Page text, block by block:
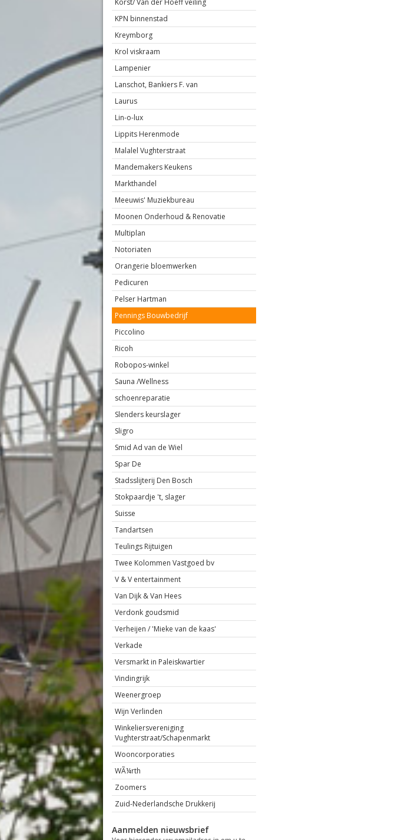
Korst/ Van der Hoeff veiling
KPN binnenstad
Kreymborg
Krol viskraam
Lampenier
Lanschot, Bankiers F. van
Laurus
Lin-o-lux
Lippits Herenmode
Malalel Vughterstraat
Mandemakers Keukens
Markthandel
Meeuwis' Muziekbureau
Moonen Onderhoud & Renovatie
Multiplan
Notoriaten
Orangerie bloemwerken
Pedicuren
Pelser Hartman
Pennings Bouwbedrijf
Piccolino
Ricoh
Robopos-winkel
Sauna /Wellness
schoenreparatie
Slenders keurslager
Sligro
Smid Ad van de Wiel
Spar De
Stadsslijterij Den Bosch
Stokpaardje 't, slager
Suisse
Tandartsen
Teulings Rijtuigen
Twee Kolommen Vastgoed bv
V & V entertainment
Van Dijk & Van Hees
Verdonk goudsmid
Verheijen / 'Mieke van de kaas'
Verkade
Versmarkt in Paleiskwartier
Vindingrijk
Weenergroep
Wijn Verlinden
Winkeliersvereniging
Vughterstraat/Schapenmarkt
Wooncorporaties
WÃ¼rth
Zoomers
Zuid-Nederlandsche Drukkerij
Aanmelden nieuwsbrief